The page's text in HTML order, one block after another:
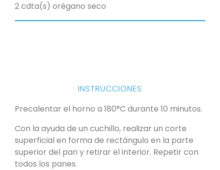
2cdta(s) orégano seco
INSTRUCCIONES
Precalentar el horno a 180°C durante 10 minutos.
Con la ayuda de un cuchillo, realizar un corte
superficial en forma de rectángulo en la parte
superior del pan y retirar el interior. Repetir con
todos los panes.